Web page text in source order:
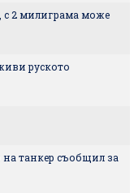
с 2 милиграма може
руското
танкер съобщил за